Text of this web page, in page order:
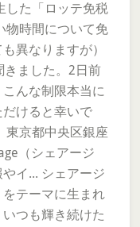
した「ロッテ免税
物時間について免
異なりますが）
きました。2日前
んな制限本当に
けると幸いで
東京都中央区銀座
（シェアージ
イ... シェアージ
テーマに生まれ
つも輝き続けた